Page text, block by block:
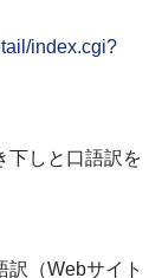
index.cgi?
下しと口語訳を
訳（Webサイト